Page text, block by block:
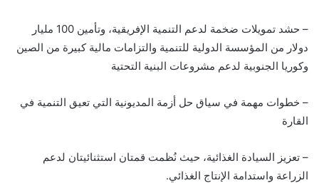
– حشد تمويلات ضخمة لدعم التنمية الإفريقية، وتأمين 100 مليار
دولار من المؤسسة الدولية للتنمية والتزامات مالية كبيرة من الصين
وكوريا الجنوبية لدعم مشروعات البنية التحتية
– خطوات مهمة في سياق حل أزمة المديونية التي تعيق التنمية في
القارة
– تعزيز السيادة الغذائية، حيث نُظمت قمتان استثنائيتان لدعم
الزراعة واستدامة الإنتاج الغذائي.